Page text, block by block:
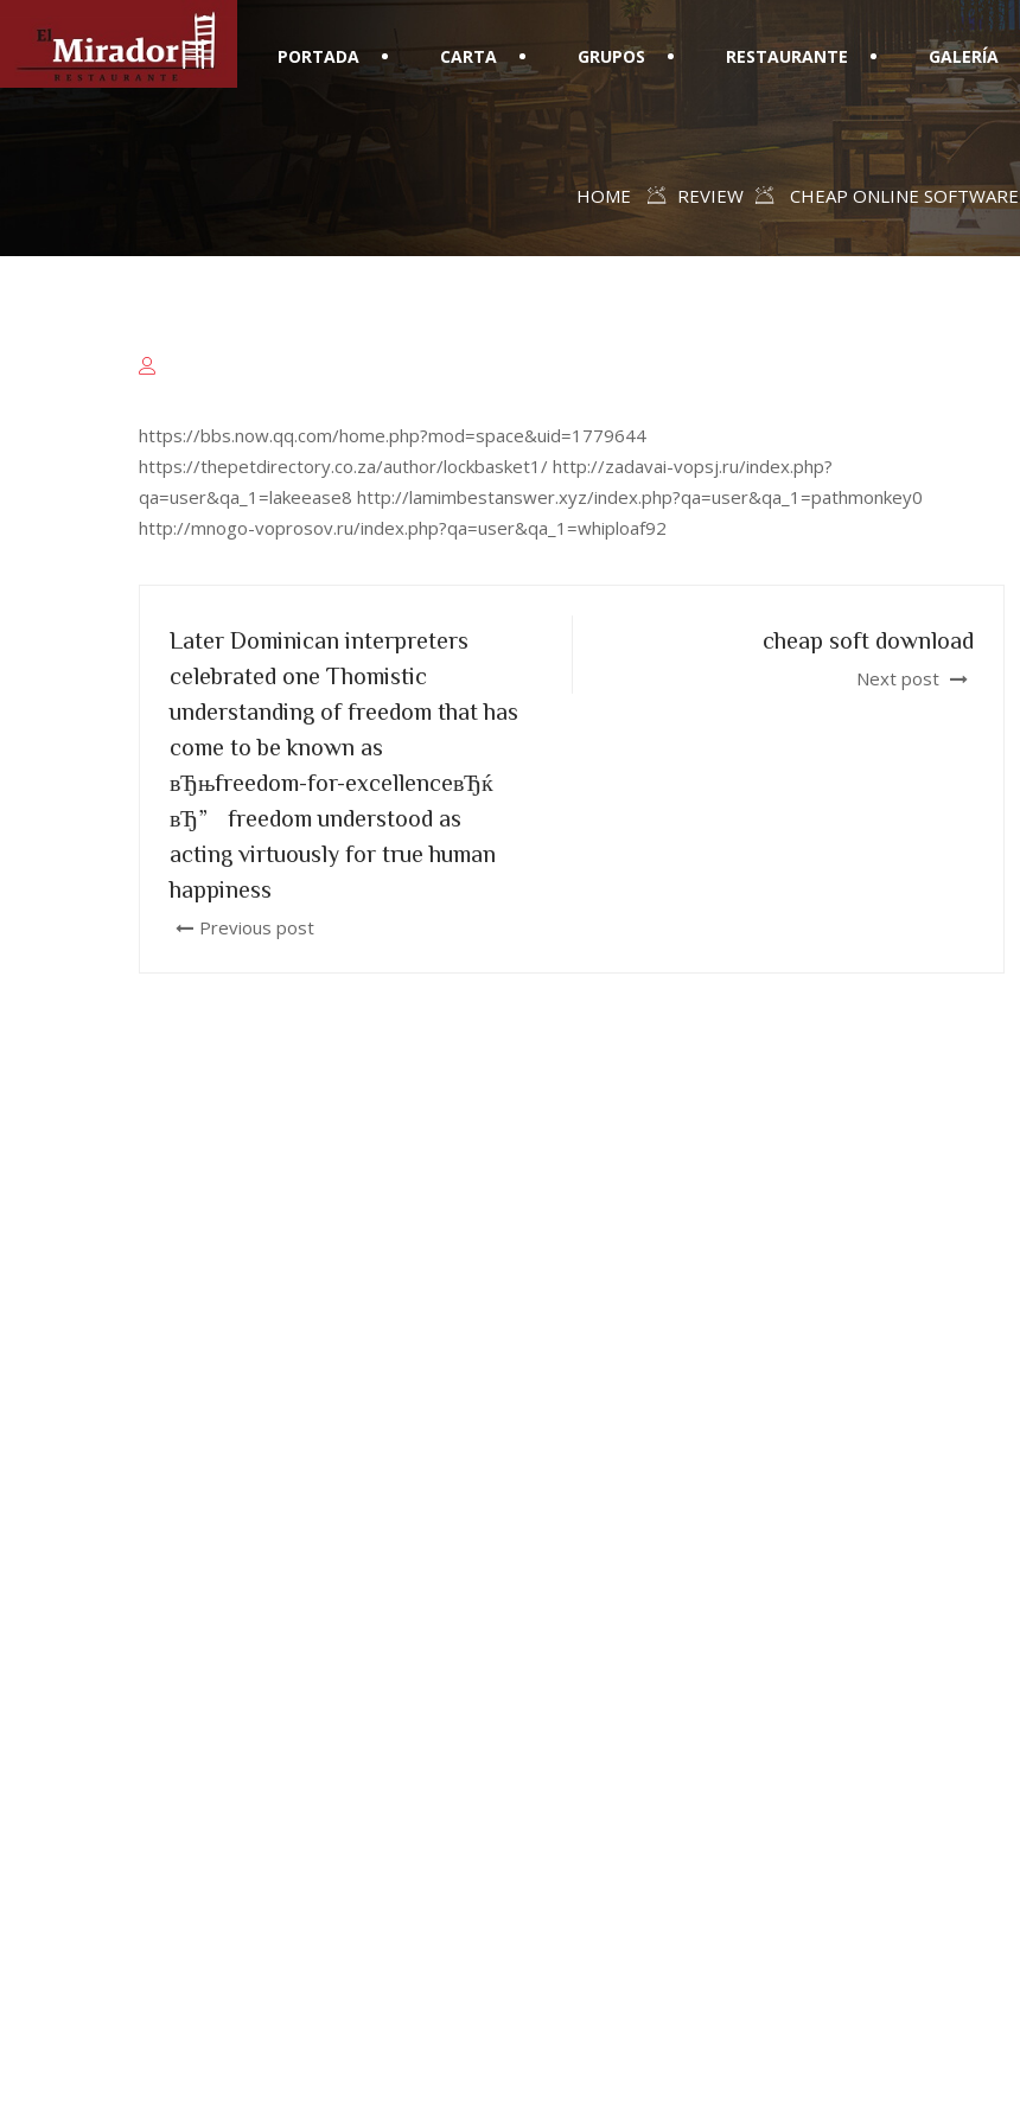
PORTADA CARTA GRUPOS RESTAURANTE GALERÍA
HOME REVIEW CHEAP ONLINE SOFTWARE
https://bbs.now.qq.com/home.php?mod=space&uid=1779644
https://thepetdirectory.co.za/author/lockbasket1/ http://zadavai-vopsj.ru/index.php?
qa=user&qa_1=lakeease8 http://lamimbestanswer.xyz/index.php?qa=user&qa_1=pathmonkey0
http://mnogo-voprosov.ru/index.php?qa=user&qa_1=whiploaf92
Later Dominican interpreters
celebrated one Thomistic
understanding of freedom that has
come to be known as
вЂњfreedom-for-excellenceвЂќ
вЂ” freedom understood as
acting virtuously for true human
happiness
Previous post
cheap soft download
Next post